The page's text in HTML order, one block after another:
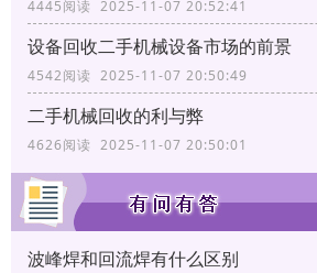
4445阅读 2025-11-07 20:52:41
设备回收二手机械设备市场的前景
4542阅读 2025-11-07 20:50:49
二手机械回收的利与弊
4626阅读 2025-11-07 20:50:01
波峰焊和回流焊有什么区别